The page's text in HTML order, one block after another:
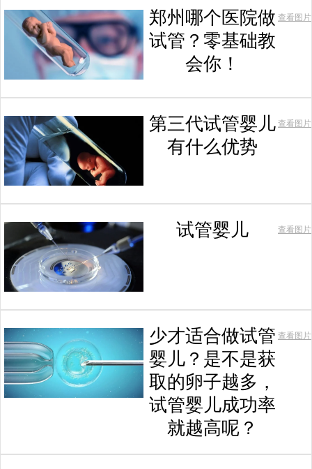
郑州哪个医院做
试管？零基础教
会你！
查看图片
第三代试管婴儿
有什么优势
查看图片
试管婴儿 查看图片
少才适合做试管
婴儿？是不是获
取的卵子越多，
试管婴儿成功率
就越高呢？
查看图片